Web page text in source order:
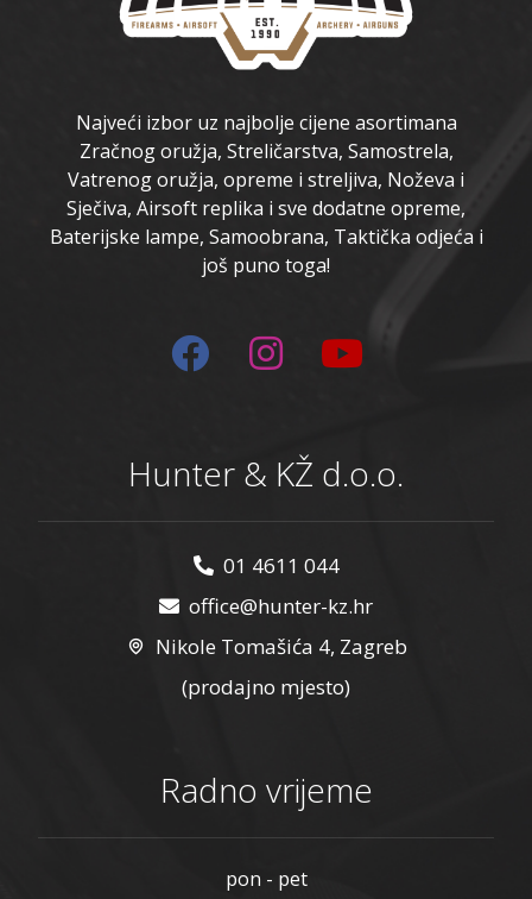
Najveći izbor uz najbolje cijene asortimana
Zračnog oružja, Streličarstva, Samostrela,
Vatrenog oružja, opreme i streljiva, Noževa i
Sječiva, Airsoft replika i sve dodatne opreme,
Baterijske lampe, Samoobrana, Taktička odjeća i
još puno toga!
Hunter & KŽ d.o.o.
01 4611 044
office@hunter-kz.hr
Nikole Tomašića 4, Zagreb
(prodajno mjesto)
Radno vrijeme
pon - pet